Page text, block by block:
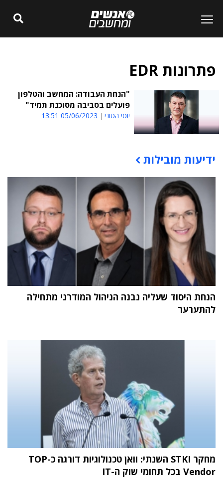
פתרונות EDR
"הנחת העבודה: המחשב והטלפון
פועלים בסביבה מסוכנת תמיד"
יוסי הטוני 05/06/2023 13:51
תוכן פרסומי
ידיעות מובילות
הנחת היסוד שעליה נבנה הניהול המודרני מתחילה
להתערער
מחקר STKI השנתי: וואן טכנולוגיות דורגה כ-TOP
Vendor בכל תחומי שוק ה-IT